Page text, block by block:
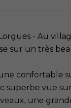
- Au
sur un très
confortable
superbe vue
une